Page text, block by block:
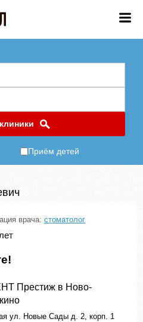
Приём детей
врача: стоматолог
Престиж в Ново-
ул. Новые Сады д. 2, корп. 1